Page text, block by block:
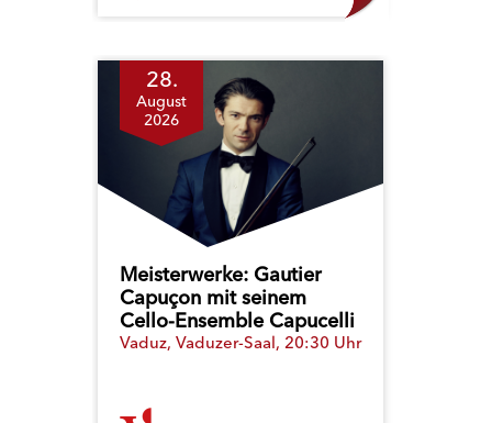
28.
August
2026
Meisterwerke: Gautier
Capuçon mit seinem
Cello-Ensemble Capucelli
Vaduz, Vaduzer-Saal, 20:30 Uhr